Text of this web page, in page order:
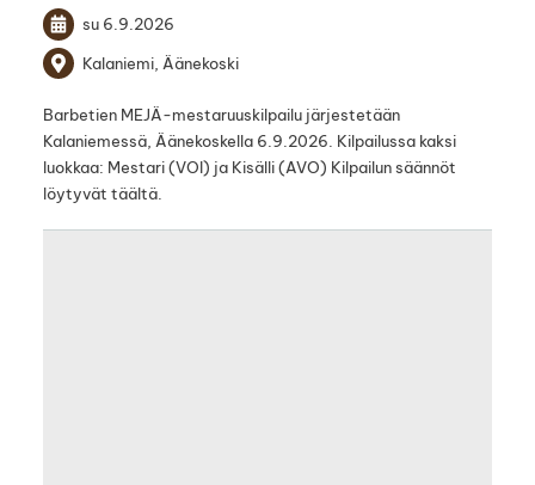
su 6.9.2026
Kalaniemi, Äänekoski
Barbetien MEJÄ-mestaruuskilpailu järjestetään
Kalaniemessä, Äänekoskella 6.9.2026. Kilpailussa kaksi
luokkaa: Mestari (VOI) ja Kisälli (AVO) Kilpailun säännöt
löytyvät täältä.